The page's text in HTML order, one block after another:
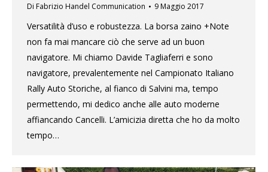
Di Fabrizio Handel Communication 9 Maggio 2017
Versatilità d’uso e robustezza. La borsa zaino +Note
non fa mai mancare ciò che serve ad un buon
navigatore. Mi chiamo Davide Tagliaferri e sono
navigatore, prevalentemente nel Campionato Italiano
Rally Auto Storiche, al fianco di Salvini ma, tempo
permettendo, mi dedico anche alle auto moderne
affiancando Cancelli. L’amicizia diretta che ho da molto
tempo…